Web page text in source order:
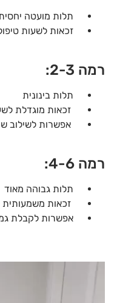
תלות מועטה
זכאות לשעות
רמה 2-3:
תלות בינונית
זכאות מוגדלת
אפשרות לשילוב
רמה 4-6:
תלות גבוהה מאוד
זכאות משמעותית
אפשרות לקבלת